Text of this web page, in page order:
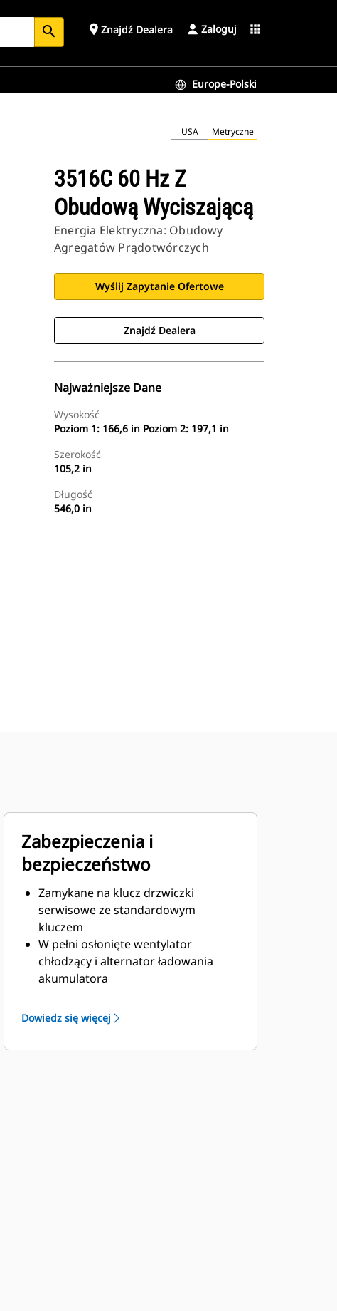
search place Znajdź Dealera Zaloguj apps
Europe-Polski
USA Metryczne
3516C 60 Hz Z
Obudową Wyciszającą
Energia Elektryczna: Obudowy
Agregatów Prądotwórczych
Wyślij Zapytanie Ofertowe
Znajdź Dealera
Najważniejsze Dane
Wysokość
Poziom 1: 166,6 in Poziom 2: 197,1 in
Szerokość
105,2 in
Długość
546,0 in
Zabezpieczenia i
bezpieczeństwo
Zamykane na klucz drzwiczki
serwisowe ze standardowym
kluczem
W pełni osłonięte wentylator
chłodzący i alternator ładowania
akumulatora
tylko poprzez zamykane na klucz
drzwiczki serwisowe
Zamontowane na zewnątrz po obu
Dowiedz się więcej